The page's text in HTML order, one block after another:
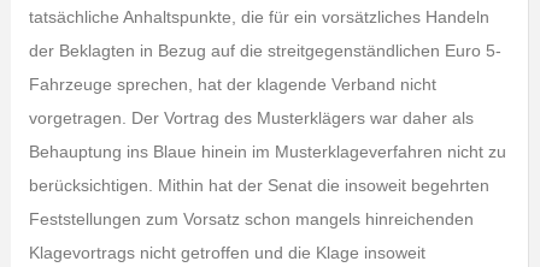
tatsächliche Anhaltspunkte, die für ein vorsätzliches Handeln
der Beklagten in Bezug auf die streitgegenständlichen Euro 5-
Fahrzeuge sprechen, hat der klagende Verband nicht
vorgetragen. Der Vortrag des Musterklägers war daher als
Behauptung ins Blaue hinein im Musterklageverfahren nicht zu
berücksichtigen. Mithin hat der Senat die insoweit begehrten
Feststellungen zum Vorsatz schon mangels hinreichenden
Klagevortrags nicht getroffen und die Klage insoweit